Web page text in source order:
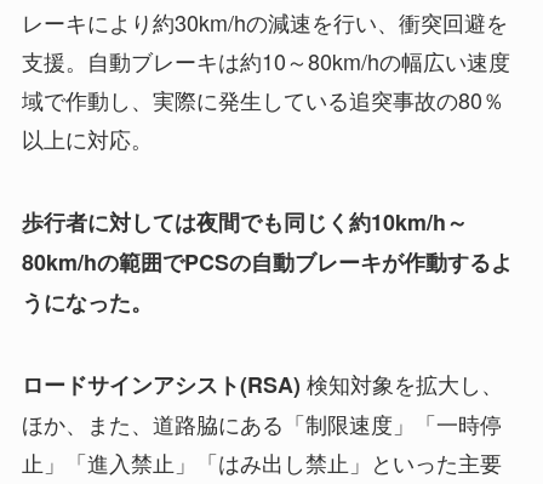
レーキにより約30km/hの減速を行い、衝突回避を
支援。自動ブレーキは約10～80km/hの幅広い速度
域で作動し、実際に発生している追突事故の80％
以上に対応。
歩行者に対しては夜間でも同じく約10km/h～
80km/hの範囲でPCSの自動ブレーキが作動するよ
うになった。
ロードサインアシスト(RSA) 検知対象を拡大し、
ほか、また、道路脇にある「制限速度」「一時停
止」「進入禁止」「はみ出し禁止」といった主要